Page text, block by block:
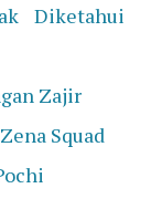
Diketahui
Zajir
Squad